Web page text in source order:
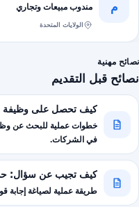
م مندوب مبيعات وتجاري
الولايات المتحدة
نصائح مهنية
نصائح قبل التقديم
كيف تحصل على وظيفة
خطوات عملية للبحث عن
في الشركات.
كيف تجيب عن سؤال:
طريقة عملية لصياغة إجابة